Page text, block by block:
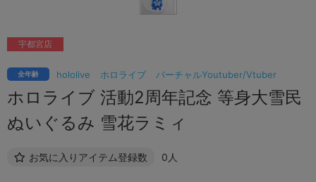
hololive ホロライブ バーチャルYoutuber/Vtuber
全年齢
ホロライブ 活動2周年記念 等身大雪民
ぬいぐるみ 雪花ラミィ
お気に入りアイテム登録数 0人
宇都宮店